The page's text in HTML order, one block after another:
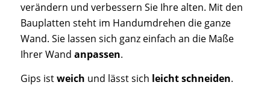
verändern und verbessern Sie Ihre alten. Mit den
Bauplatten steht im Handumdrehen die ganze
Wand. Sie lassen sich ganz einfach an die Maße
Ihrer Wand anpassen.
Gips istweich und lässt sich leicht schneiden.